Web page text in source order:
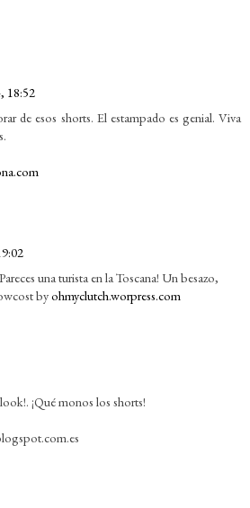
18:52
de esos shorts. El estampado es genial. Viva
una turista en la Toscana! Un besazo,
byohmyclutch.worpress.com
¡Qué monos los shorts!